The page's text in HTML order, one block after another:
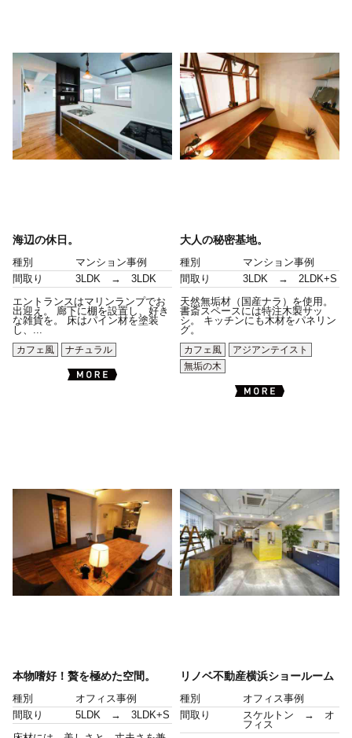
海辺の休日。
種別
マンション事例
間取り
3LDK → 3LDK
エントランスはマリンランプでお
出迎え。 廊下に棚を設置し、好き
な雑貨を。 床はパイン材を塗装
し、...
カフェ風
ナチュラル
大人の秘密基地。
種別
マンション事例
間取り
3LDK → 2LDK+S
天然無垢材（国産ナラ）を使用。
書斎スペースには特注木製サッ
シ。 キッチンにも木材をパネリン
グ。
カフェ風
アジアンテイスト
無垢の木
本物嗜好！贅を極めた空間。
種別
オフィス事例
間取り
5LDK → 3LDK+S
リノベ不動産横浜ショールーム
種別
オフィス事例
間取り
スケルトン → オ
フィス